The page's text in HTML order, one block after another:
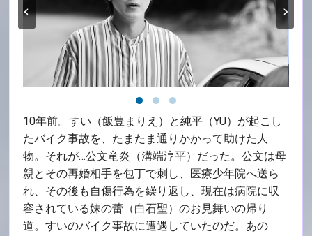
‹ ›
10年前。すい（飯豊まりえ）と純平（YU）が起こし
たバイク事故を、たまたま通りかかって助けた人
物。それが…公文竜炎（溝端淳平）だった。公文は母
親とその再婚相手を包丁で刺し、医療少年院へ送ら
れ、その後も自傷行為を繰り返し、現在は病院に収
容されている妹の蕾（白石聖）のお見舞いの帰り
道。すいのバイク事故に遭遇していたのだ。あの